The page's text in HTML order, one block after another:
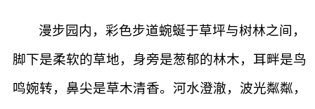
漫步园内，彩色步道蜿蜒于草坪与树林之间，
脚下是柔软的草地，身旁是葱郁的林木，耳畔是鸟
鸣婉转，鼻尖是草木清香。河水澄澈，波光粼粼，